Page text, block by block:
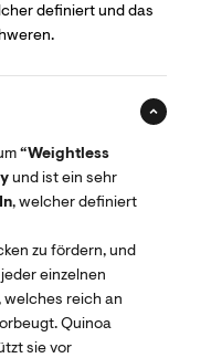
definiert und das
“Weightless
und ist ein sehr
, welcher definiert
zu fördern, und
jeder einzelnen
welches reich an
Quinoa
sie vor